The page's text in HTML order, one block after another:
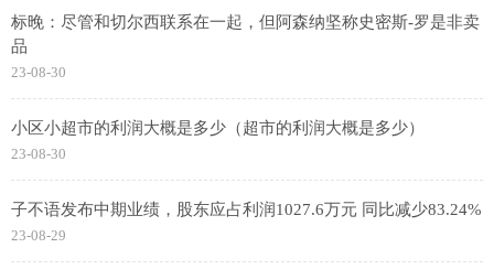
标晚：尽管和切尔西联系在一起，但阿森纳坚称史密斯-罗是非卖
品
23-08-30
小区小超市的利润大概是多少（超市的利润大概是多少）
23-08-30
子不语发布中期业绩，股东应占利润1027.6万元 同比减少83.24%
23-08-29